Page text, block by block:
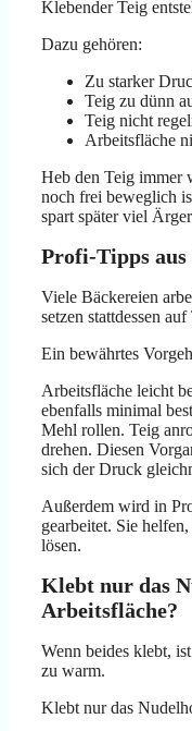
Klebender Teig
Dazu gehören:
Zu starker
Teig zu dünn
Teig nicht
Arbeitsfläche
Heb den Teig immer
noch frei beweglich
spart später viel
Profi-Tipps
Viele Bäckereien
setzen stattdessen
Ein bewährtes
Arbeitsfläche leicht
ebenfalls minimal
Mehl rollen. Teig
drehen. Diesen
sich der Druck
Außerdem wird in
gearbeitet. Sie
lösen.
Klebt nur das
Arbeitsfläche?
Wenn beides klebt,
zu warm.
Klebt nur das